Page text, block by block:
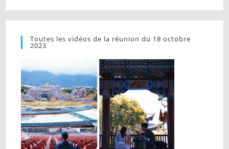
Toutes les vidéos de la réunion du 18 octobre
2023